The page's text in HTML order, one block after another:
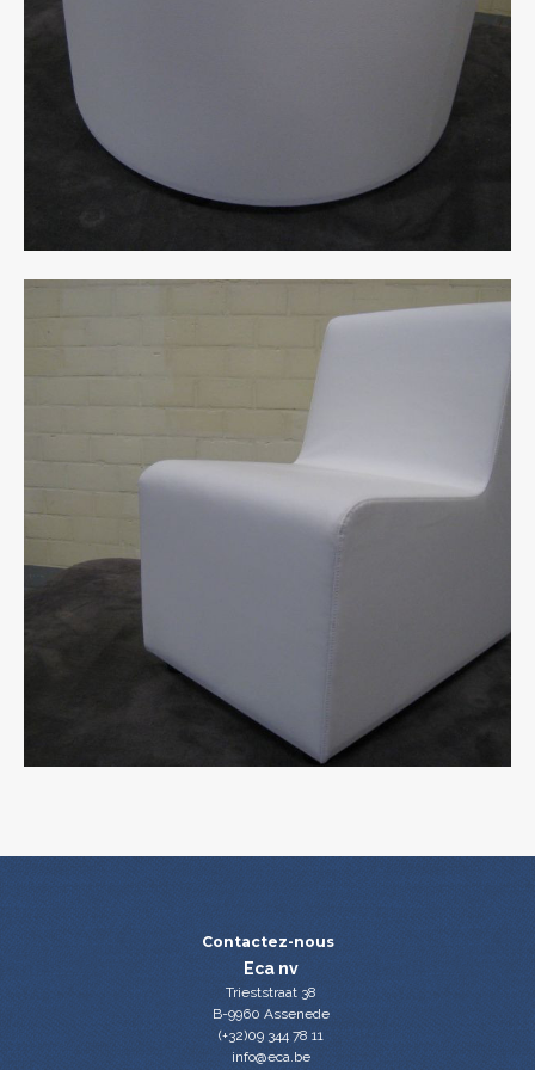
Contactez-nous
Eca nv
Trieststraat 38
B-9960 Assenede
(+32)09 344 78 11
info@eca.be